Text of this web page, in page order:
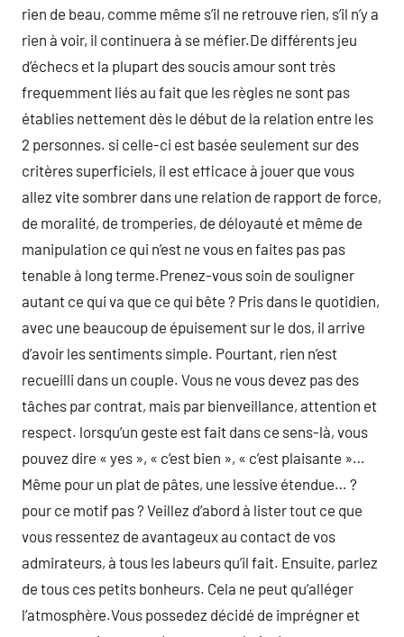
rien de beau, comme même s’il ne retrouve rien, s’il n’y a
rien à voir, il continuera à se méfier.De différents jeu
d’échecs et la plupart des soucis amour sont très
frequemment liés au fait que les règles ne sont pas
établies nettement dès le début de la relation entre les
2 personnes. si celle-ci est basée seulement sur des
critères superficiels, il est efficace à jouer que vous
allez vite sombrer dans une relation de rapport de force,
de moralité, de tromperies, de déloyauté et même de
manipulation ce qui n’est ne vous en faites pas pas
tenable à long terme.Prenez-vous soin de souligner
autant ce qui va que ce qui bête ? Pris dans le quotidien,
avec une beaucoup de épuisement sur le dos, il arrive
d’avoir les sentiments simple. Pourtant, rien n’est
recueilli dans un couple. Vous ne vous devez pas des
tâches par contrat, mais par bienveillance, attention et
respect. lorsqu’un geste est fait dans ce sens-là, vous
pouvez dire « yes », « c’est bien », « c’est plaisante »…
Même pour un plat de pâtes, une lessive étendue… ?
pour ce motif pas ? Veillez d’abord à lister tout ce que
vous ressentez de avantageux au contact de vos
admirateurs, à tous les labeurs qu’il fait. Ensuite, parlez
de tous ces petits bonheurs. Cela ne peut qu’alléger
l’atmosphère.Vous possedez décidé de imprégner et